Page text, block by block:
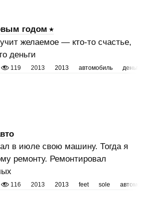
годом
желаемое — кто-то счастье,
деньги
119 2013 2013 автомобиль деньги
в июле свою машину. Тогда я
ремонту. Ремонтировал
116 2013 2013 feet sole